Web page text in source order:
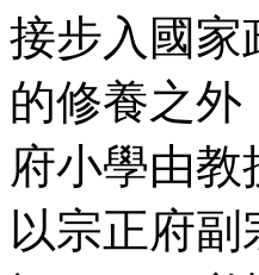
接步入國家
的修養之
府小學由
以宗正府